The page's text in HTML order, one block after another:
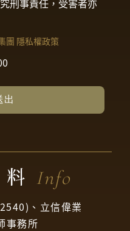
團 隱私權政策
出
Info
、立信偉業
事務所